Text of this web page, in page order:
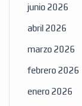
junio 2026
abril 2026
marzo 2026
febrero 2026
enero 2026